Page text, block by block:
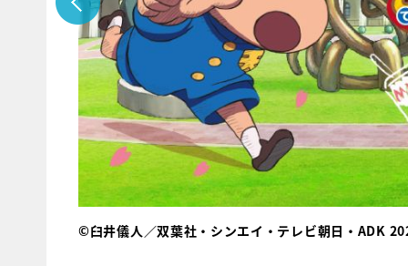
©臼井儀人／双葉社・シンエイ・テレビ朝日・ADK